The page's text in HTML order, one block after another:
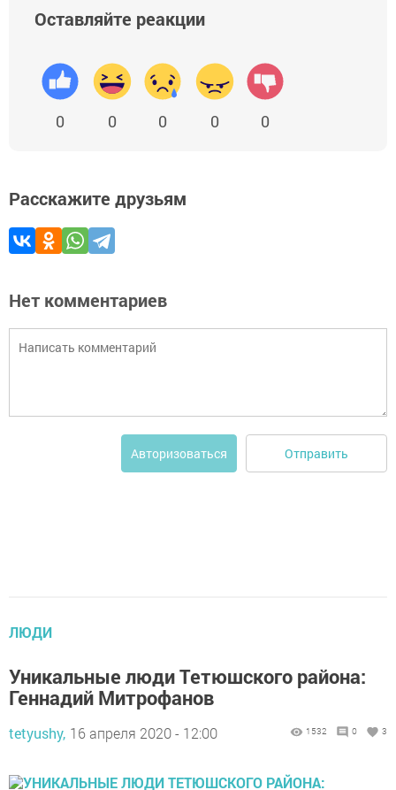
Оставляйте реакции
0 0 0 0 0
Расскажите друзьям
Нет комментариев
Авторизоваться Отправить
ЛЮДИ
Уникальные люди Тетюшского района:
Геннадий Митрофанов
tetyushy, 16 апреля 2020 - 12:00 1532 0 3